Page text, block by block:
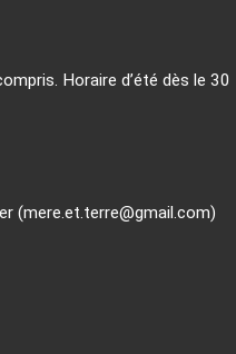
Horaire d’été dès le 30
(mere.et.terre@gmail.com)